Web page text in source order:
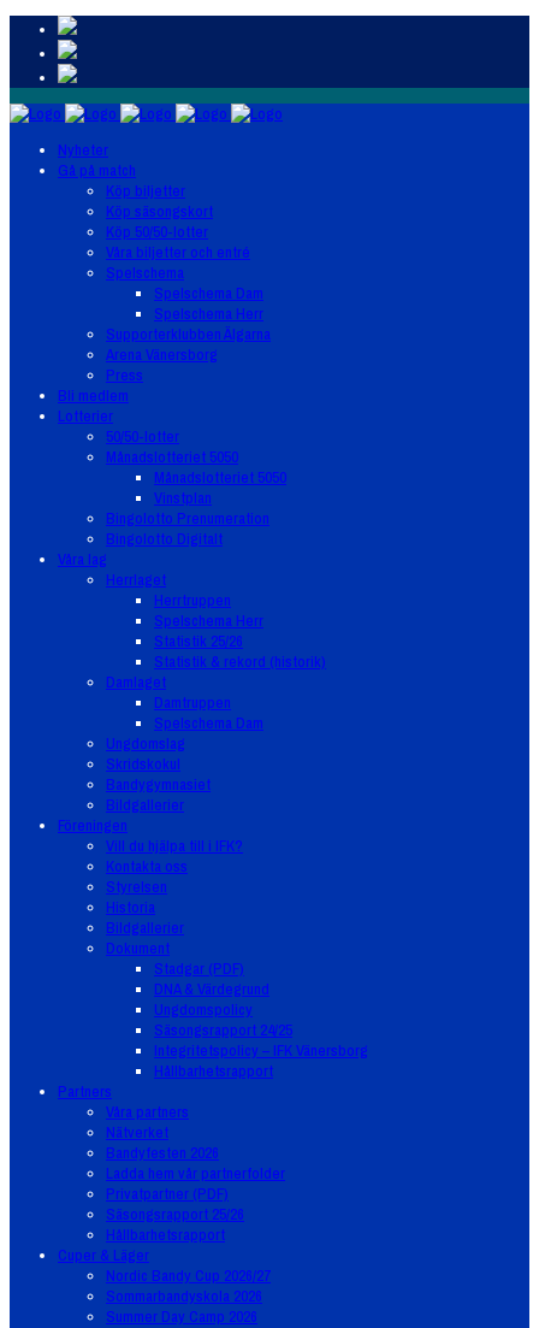
Nyheter
Gå på match
Köp biljetter
Köp säsongskort
Köp 50/50-lotter
Våra biljetter och entré
Spelschema
Spelschema Dam
Spelschema Herr
Supporterklubben Älgarna
Arena Vänersborg
Press
Bli medlem
Lotterier
50/50-lotter
Månadslotteriet 5050
Månadslotteriet 5050
Vinstplan
Bingolotto Prenumeration
Bingolotto Digitalt
Våra lag
Herrlaget
Herrtruppen
Spelschema Herr
Statistik 25/26
Statistik & rekord (historik)
Damlaget
Damtruppen
Spelschema Dam
Ungdomslag
Skridskokul
Bandygymnasiet
Bildgallerier
Föreningen
Vill du hjälpa till i IFK?
Kontakta oss
Styrelsen
Historia
Bildgallerier
Dokument
Stadgar (PDF)
DNA & Värdegrund
Ungdomspolicy
Säsongsrapport 24/25
Integritetspolicy – IFK Vänersborg
Hållbarhetsrapport
Partners
Våra partners
Nätverket
Bandyfesten 2026
Ladda hem vår partnerfolder
Privatpartner (PDF)
Säsongsrapport 25/26
Hållbarhetsrapport
Cuper & Läger
Nordic Bandy Cup 2026/27
Sommarbandyskola 2026
Summer Day Camp 2026